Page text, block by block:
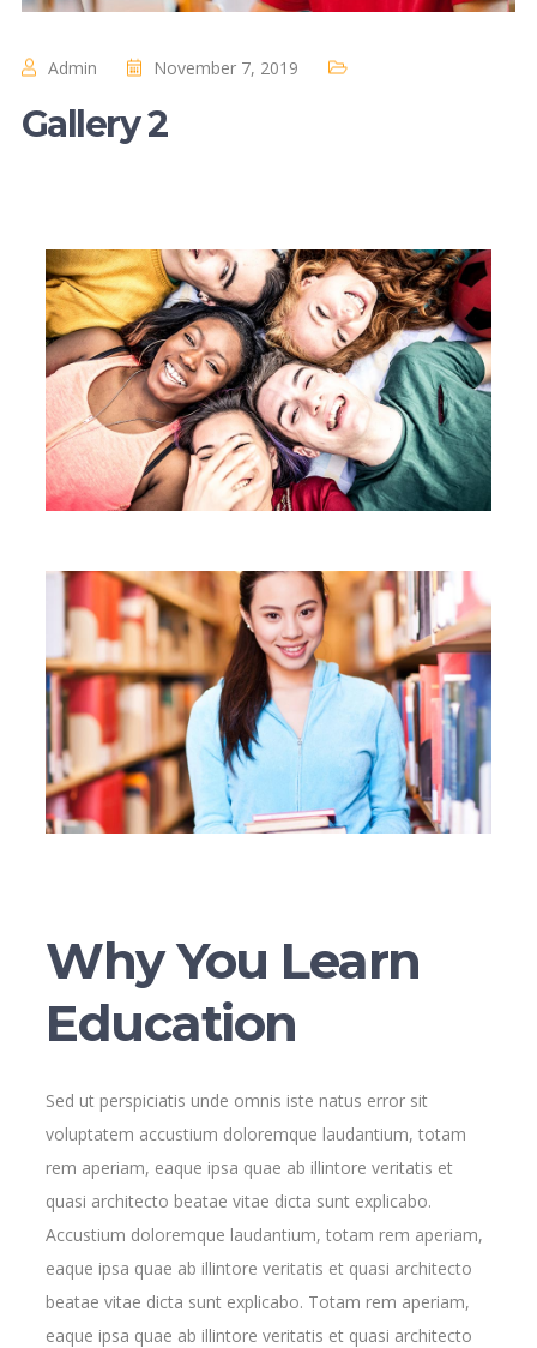
Admin November 7, 2019
Gallery 2
Why You Learn
Education
Sed ut perspiciatis unde omnis iste natus error sit
voluptatem accustium doloremque laudantium, totam
rem aperiam, eaque ipsa quae ab illintore veritatis et
quasi architecto beatae vitae dicta sunt explicabo.
Accustium doloremque laudantium, totam rem aperiam,
eaque ipsa quae ab illintore veritatis et quasi architecto
beatae vitae dicta sunt explicabo. Totam rem aperiam,
eaque ipsa quae ab illintore veritatis et quasi architecto